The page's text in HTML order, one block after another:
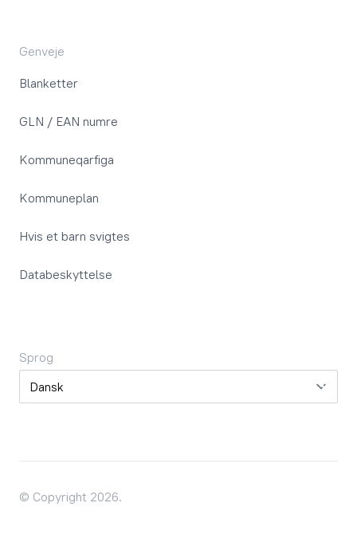
Genveje
Blanketter
GLN / EAN numre
Kommuneqarfiga
Kommuneplan
Hvis et barn svigtes
Databeskyttelse
Sprog
Sprog
© Copyright 2026.